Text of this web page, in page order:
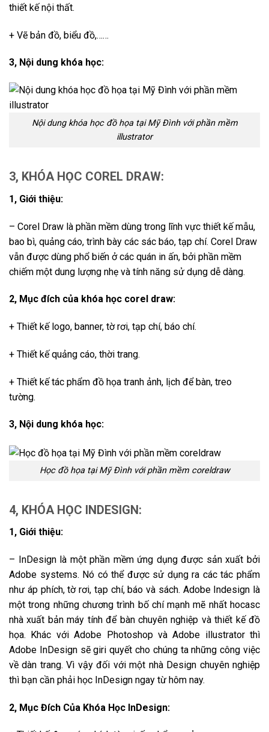
thiết kế nội thất.
+ Vẽ bản đồ, biểu đồ,……
3, Nội dung khóa học:
Nội dung khóa học đồ họa tại Mỹ Đình với phần mềm
illustrator
3, KHÓA HỌC COREL DRAW:
1, Giới thiệu:
– Corel Draw là phần mềm dùng trong lĩnh vực thiết kế mẫu,
bao bì, quảng cáo, trình bày các sác báo, tạp chí. Corel Draw
vẫn được dùng phổ biến ở các quán in ấn, bởi phần mềm
chiếm một dung lượng nhẹ và tính năng sử dụng dễ dàng.
2, Mục đích của khóa học corel draw:
+ Thiết kế logo, banner, tờ rơi, tạp chí, báo chí.
+ Thiết kế quảng cáo, thời trang.
+ Thiết kế tác phẩm đồ họa tranh ảnh, lịch để bàn, treo
tường.
3, Nội dung khóa học:
Học đồ họa tại Mỹ Đình với phần mềm coreldraw
4, KHÓA HỌC INDESIGN:
1, Giới thiệu:
– InDesign là một phần mềm ứng dụng được sản xuất bởi
Adobe systems. Nó có thể được sử dụng ra các tác phẩm
như áp phích, tờ rơi, tạp chí, báo và sách. Adobe Indesign là
một trong những chương trình bố chí mạnh mẽ nhất hocasc
nhà xuất bản máy tính để bàn chuyên nghiệp và thiết kế đồ
họa. Khác với Adobe Photoshop và Adobe illustrator thì
Adobe InDesign sẽ giri quyết cho chúng ta những công việc
về dàn trang. Vì vậy đối với một nhà Design chuyên nghiệp
thì bạn cần phải học InDesign ngay từ hôm nay.
2, Mục Đích Của Khóa Học InDesign: